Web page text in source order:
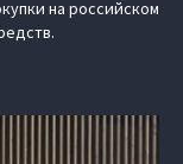
на российском